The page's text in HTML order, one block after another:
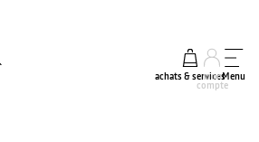
achats & services
mon
compte
Menu